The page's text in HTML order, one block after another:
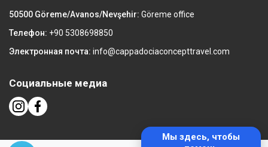
50500 Göreme/Avanos/Nevşehir: Göreme office
Телефон: +90 5308698850
Электронная почта: info@cappadociaconcepttravel.com
Социальные медиа
Мы здесь, чтобы